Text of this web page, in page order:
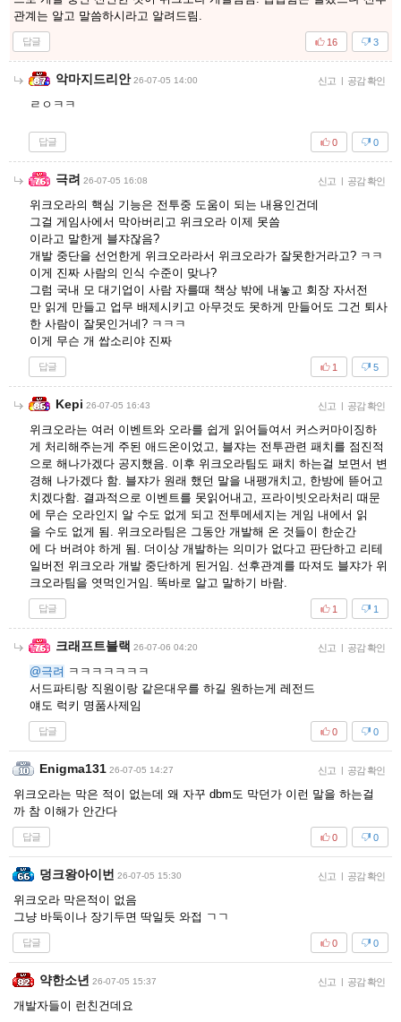
관계는 알고 말씀하시라고 알려드림.
답글 3
16
악마지드리안 26-07-05 14:00 신고 | 공감 확인
ㄹㅇㅋㅋ
답글 0
0
극려 26-07-05 16:08 신고 | 공감 확인
위크오라의 핵심 기능은 전투중 도움이 되는 내용인건데
그걸 게임사에서 막아버리고 위크오라 이제 못씀
이라고 말한게 블쟈잖음?
개발 중단을 선언한게 위크오라라서 위크오라가 잘못한거라고? ㅋㅋ
이게 진짜 사람의 인식 수준이 맞나?
그럼 국내 모 대기업이 사람 자를때 책상 밖에 내놓고 회장 자서전
만 읽게 만들고 업무 배제시키고 아무것도 못하게 만들어도 그건 퇴사
한 사람이 잘못인거네? ㅋㅋㅋ
이게 무슨 개 쌉소리야 진짜
답글 5
1
Kepi 26-07-05 16:43 신고 | 공감 확인
위크오라는 여러 이벤트와 오라를 쉽게 읽어들여서 커스커마이징하
게 처리해주는게 주된 애드온이었고, 블쟈는 전투관련 패치를 점진적
으로 해나가겠다 공지했음. 이후 위크오라팀도 패치 하는걸 보면서 변
경해 나가겠다 함. 블쟈가 원래 했던 말을 내팽개치고, 한방에 뜯어고
치겠다함. 결과적으로 이벤트를 못읽어내고, 프라이빗오라처리 때문
에 무슨 오라인지 알 수도 없게 되고 전투메세지는 게임 내에서 읽
을 수도 없게 됨. 위크오라팀은 그동안 개발해 온 것들이 한순간
에 다 버려야 하게 됨. 더이상 개발하는 의미가 없다고 판단하고 리테
일버전 위크오라 개발 중단하게 된거임. 선후관계를 따져도 블쟈가 위
크오라팀을 엿먹인거임. 똑바로 알고 말하기 바람.
답글 1
1
크래프트블랙 26-07-06 04:20 신고 | 공감 확인
@극려 ㅋㅋㅋㅋㅋㅋㅋ
서드파티랑 직원이랑 같은대우를 하길 원하는게 레전드
얘도 럭키 명품사제임
답글 0
0
Enigma131 26-07-05 14:27 신고 | 공감 확인
위크오라는 막은 적이 없는데 왜 자꾸 dbm도 막던가 이런 말을 하는걸
까 참 이해가 안간다
답글 0
0
덩크왕아이번 26-07-05 15:30 신고 | 공감 확인
위크오라 막은적이 없음
그냥 바둑이나 장기두면 딱일듯 와접 ㄱㄱ
답글 0
0
약한소년 26-07-05 15:37 신고 | 공감 확인
개발자들이 런친건데요